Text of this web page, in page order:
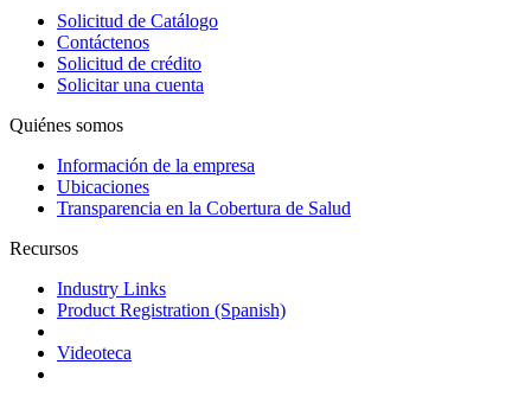
Solicitud de Catálogo
Contáctenos
Solicitud de crédito
Solicitar una cuenta
Quiénes somos
Información de la empresa
Ubicaciones
Transparencia en la Cobertura de Salud
Recursos
Industry Links
Product Registration (Spanish)
Videoteca